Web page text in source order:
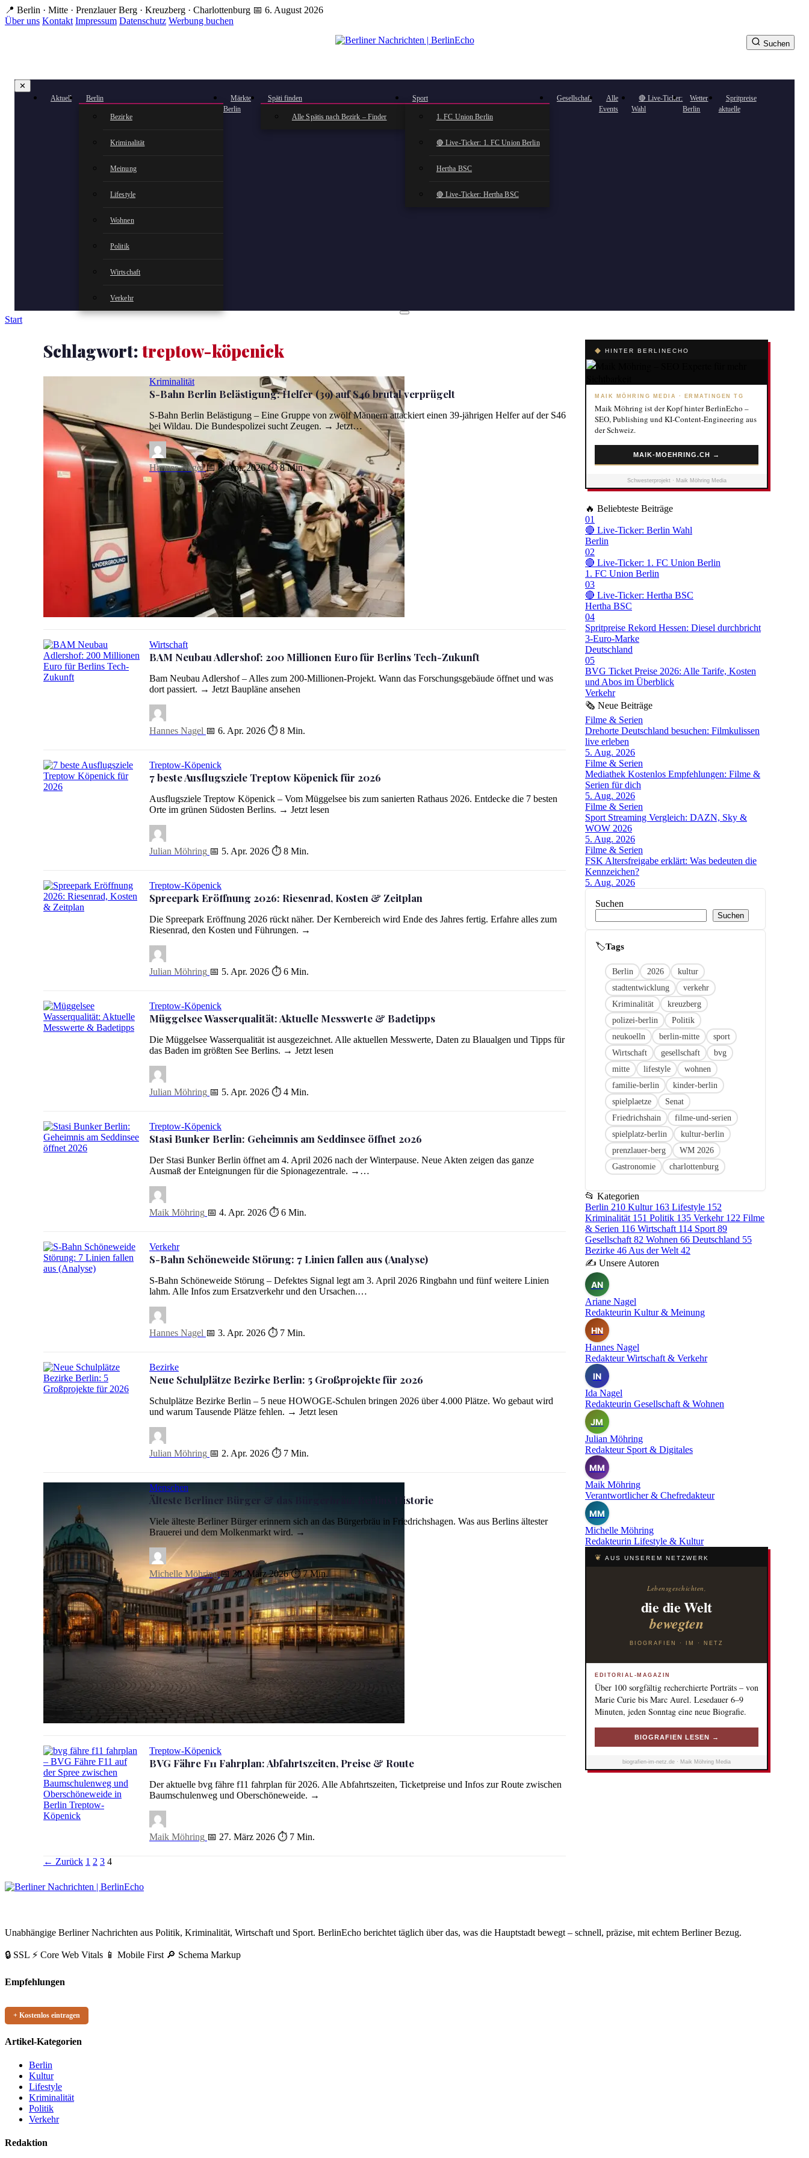
Zum
Hauptinhalt
📍 Berlin · Mitte · Prenzlauer Berg · Kreuzberg · Charlottenburg 📅 6. August 2026
Über uns Kontakt Impressum Datenschutz Werbung buchen
✕
Aktuell Berlin
Bezirke
Kriminalität
Meinung
Lifestyle
Wohnen
Politik
Wirtschaft
Verkehr
Märkte
Berlin
Späti finden
Alle Spätis nach Bezirk – Finder
Sport
1. FC Union Berlin
🔴 Live-Ticker: 1. FC Union Berlin
Hertha BSC
🔴 Live-Ticker: Hertha BSC
Gesellschaft
Alle
Events
🔴 Live-Ticker:
Wahl
Wetter
Berlin
Spritpreise
aktuelle
Suchen
Start
Schlagwort:treptow-köpenick
Kriminalität
S-Bahn Berlin Belästigung: Helfer (39) auf S46 brutal verprügelt
S-Bahn Berlin Belästigung – Eine Gruppe von zwölf Männern attackiert einen 39-jährigen Helfer auf der S46
bei Wildau. Die Bundespolizei sucht Zeugen. → Jetzt…
Hannes Nagel 📅 8. Apr. 2026 ⏱ 8 Min.
BAM Neubau Adlershof: 200 Millionen Euro für Berlins Tech-Zukunft
Wirtschaft
BAM Neubau Adlershof: 200 Millionen Euro für Berlins Tech-Zukunft
Bam Neubau Adlershof – Alles zum 200-Millionen-Projekt. Wann das Forschungsgebäude öffnet und was
dort passiert. → Jetzt Baupläne ansehen
Hannes Nagel 📅 6. Apr. 2026 ⏱ 8 Min.
7 beste Ausflugsziele Treptow Köpenick für 2026
Treptow-Köpenick
7 beste Ausflugsziele Treptow Köpenick für 2026
Ausflugsziele Treptow Köpenick – Vom Müggelsee bis zum sanierten Rathaus 2026. Entdecke die 7 besten
Orte im grünen Südosten Berlins. → Jetzt lesen
Julian Möhring 📅 5. Apr. 2026 ⏱ 8 Min.
Spreepark Eröffnung 2026: Riesenrad, Kosten & Zeitplan
Treptow-Köpenick
Spreepark Eröffnung 2026: Riesenrad, Kosten & Zeitplan
Die Spreepark Eröffnung 2026 rückt näher. Der Kernbereich wird Ende des Jahres fertig. Erfahre alles zum
Riesenrad, den Kosten und Führungen. →
Julian Möhring 📅 5. Apr. 2026 ⏱ 6 Min.
Müggelsee Wasserqualität: Aktuelle Messwerte & Badetipps
Treptow-Köpenick
Müggelsee Wasserqualität: Aktuelle Messwerte & Badetipps
Die Müggelsee Wasserqualität ist ausgezeichnet. Alle aktuellen Messwerte, Daten zu Blaualgen und Tipps für
das Baden im größten See Berlins. → Jetzt lesen
Julian Möhring 📅 5. Apr. 2026 ⏱ 4 Min.
Stasi Bunker Berlin: Geheimnis am Seddinsee öffnet 2026
Treptow-Köpenick
Stasi Bunker Berlin: Geheimnis am Seddinsee öffnet 2026
Der Stasi Bunker Berlin öffnet am 4. April 2026 nach der Winterpause. Neue Akten zeigen das ganze
Ausmaß der Enteignungen für die Spionagezentrale. →…
Maik Möhring 📅 4. Apr. 2026 ⏱ 6 Min.
S-Bahn Schöneweide Störung: 7 Linien fallen aus (Analyse)
Verkehr
S-Bahn Schöneweide Störung: 7 Linien fallen aus (Analyse)
S-Bahn Schöneweide Störung – Defektes Signal legt am 3. April 2026 Ringbahn und fünf weitere Linien
lahm. Alle Infos zum Ersatzverkehr und den Ursachen.…
Hannes Nagel 📅 3. Apr. 2026 ⏱ 7 Min.
Neue Schulplätze Bezirke Berlin: 5 Großprojekte für 2026
Bezirke
Neue Schulplätze Bezirke Berlin: 5 Großprojekte für 2026
Schulplätze Bezirke Berlin – 5 neue HOWOGE-Schulen bringen 2026 über 4.000 Plätze. Wo gebaut wird
und warum Tausende Plätze fehlen. → Jetzt lesen
Julian Möhring 📅 2. Apr. 2026 ⏱ 7 Min.
Menschen
Älteste Berliner Bürger & das Bürgerbräu: Berlins Historie
Viele älteste Berliner Bürger erinnern sich an das Bürgerbräu in Friedrichshagen. Was aus Berlins ältester
Brauerei und dem Molkenmarkt wird. →
Michelle Möhring 📅 30. März 2026 ⏱ 7 Min.
BVG Fähre F11 Fahrplan: Abfahrtszeiten, Preise & Route
Treptow-Köpenick
BVG Fähre F11 Fahrplan: Abfahrtszeiten, Preise & Route
Der aktuelle bvg fähre f11 fahrplan für 2026. Alle Abfahrtszeiten, Ticketpreise und Infos zur Route zwischen
Baumschulenweg und Oberschöneweide. →
Maik Möhring 📅 27. März 2026 ⏱ 7 Min.
Seitennummerierung
der
Beiträge
← Zurück 1 Link
2 Link
3Link
4
◆ HINTER BERLINECHO
MAIK MÖHRING MEDIA · ERMATINGEN TG
Maik Möhring ist der Kopf hinter BerlinEcho –
SEO, Publishing und KI-Content-Engineering aus
der Schweiz.
MAIK-MOEHRING.CH →
Schwesterprojekt · Maik Möhring Media
🔥 Beliebteste Beiträge
01
🔴 Live-Ticker: Berlin Wahl
Berlin
02
🔴 Live-Ticker: 1. FC Union Berlin
1. FC Union Berlin
03
🔴 Live-Ticker: Hertha BSC
Hertha BSC
04
Spritpreise Rekord Hessen: Diesel durchbricht
3-Euro-Marke
Deutschland
05
BVG Ticket Preise 2026: Alle Tarife, Kosten
und Abos im Überblick
Verkehr
🗞 Neue Beiträge
Filme & Serien
Drehorte Deutschland besuchen: Filmkulissen
live erleben
5. Aug. 2026
Filme & Serien
Mediathek Kostenlos Empfehlungen: Filme &
Serien für dich
5. Aug. 2026
Filme & Serien
Sport Streaming Vergleich: DAZN, Sky &
WOW 2026
5. Aug. 2026
Filme & Serien
FSK Altersfreigabe erklärt: Was bedeuten die
Kennzeichen?
5. Aug. 2026
Suchen
Suchen
🏷
Berlin 2026Linkkultur
stadtentwicklung
verkehr
Kriminalität
kreuzberg
polizei-berlin
Politik
neukoelln
berlin-mitte
sport
Wirtschaft
gesellschaft
bvg
mitte
lifestyle
wohnen
familie-berlin
kinder-berlin
spielplaetze
Senat
Friedrichshain
filme-und-serien
spielplatz-berlin
kultur-berlin
prenzlauer-berg
WM 2026
Gastronomie
charlottenburg
📂 Kategorien
Berlin 210 Kultur 163 Lifestyle 152
Kriminalität 151 Politik 135 Verkehr 122 Filme
& Serien 116 Wirtschaft 114 Sport 89
Gesellschaft 82 Wohnen 66 Deutschland 55
Bezirke 46 Aus der Welt 42
✍ Unsere Autoren
AN
Ariane Nagel
Redakteurin Kultur & Meinung
HN
Hannes Nagel
Redakteur Wirtschaft & Verkehr
IN
Ida Nagel
Redakteurin Gesellschaft & Wohnen
JM
Julian Möhring
Redakteur Sport & Digitales
MM
Maik Möhring
Verantwortlicher & Chefredakteur
MM
Michelle Möhring
Redakteurin Lifestyle & Kultur
❦ AUS UNSEREM NETZWERK
Lebensgeschichten,
die die Welt
bewegten
BIOGRAFIEN · IM · NETZ
EDITORIAL-MAGAZIN
Über 100 sorgfältig recherchierte Porträts – von
Marie Curie bis Marc Aurel. Lesedauer 6–9
Minuten, jeden Sonntag eine neue Biografie.
BIOGRAFIEN LESEN →
biografien-im-netz.de · Maik Möhring Media
Unabhängige Berliner Nachrichten aus Politik, Kriminalität, Wirtschaft und Sport. BerlinEcho berichtet täglich über das, was die Hauptstadt bewegt – schnell, präzise, mit echtem Berliner Bezug.
🔒 SSL ⚡ Core Web Vitals 📱 Mobile First 🔎 Schema Markup
Empfehlungen
+ Kostenlos eintragen
Artikel-Kategorien
Berlin
Kultur
Lifestyle
Kriminalität
Politik
Verkehr
Redaktion